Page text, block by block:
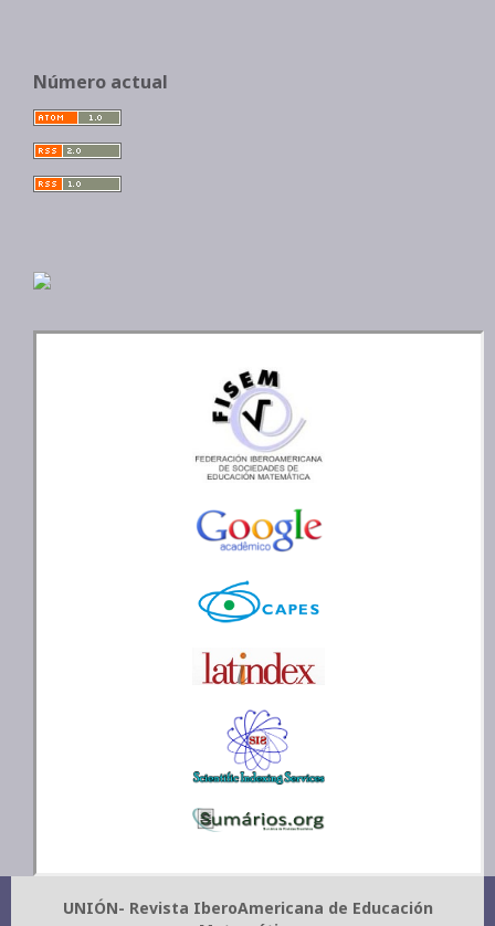
Número actual
UNIÓN- Revista IberoAmericana de Educación